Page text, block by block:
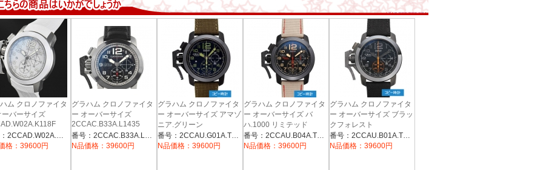
ム クロノファイタ
ーバーサイズ
番号：2CCAD.W02A.K118F
格：39600円
グラハム クロノファイタ
ー オーバーサイズ
2CCAC.B33A.L1435
番号：2CCAC.B33A.L1435
N品価格：39600円
グラハム クロノファイタ
ー オーバーサイズ アマゾ
ニア.グリーン
【2CCAU.G01A.T15N】番号：2CCAU.G01A.T15N
N品価格：39600円
グラハム クロノファイタ
ー オーバーサイズ バ
ハ.1000 リミテッド
【2CCAU.B04A.T17N】番号：2CCAU.B04A.T17N
N品価格：39600円
グラハム クロノファイタ
ー オーバーサイズ ブラッ
クフォレスト
【2CCAU.B01A.T12N】番号：2CCAU.B01A.T12N
N品価格：39600円